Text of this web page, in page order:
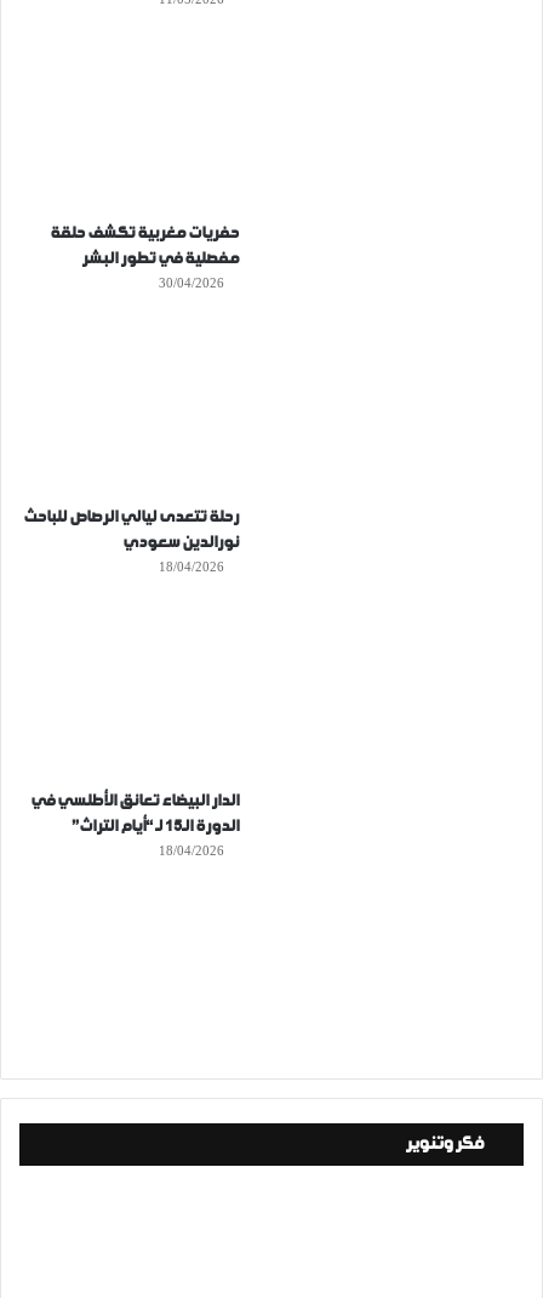
حفريات مغربية تكشف حلقة
مفصلية في تطور البشر
30/04/2026
رحلة تتعدى ليالي الرصاص للباحث
نورالدين سعودي
18/04/2026
الدار البيضاء تعانق الأطلسي في
الدورة الـ15 لـ “أيام التراث”
18/04/2026
فكر وتنوير